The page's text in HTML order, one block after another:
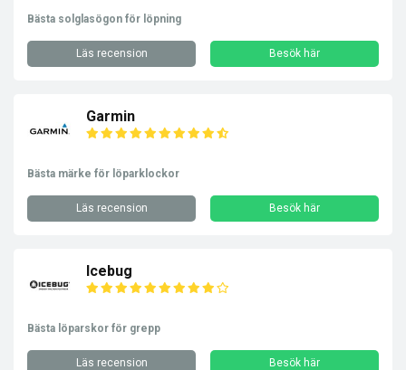
Bästa solglasögon för löpning
Läs recension Besök här
Garmin
Bästa märke för löparklockor
Läs recension Besök här
Icebug
Bästa löparskor för grepp
Läs recension Besök här